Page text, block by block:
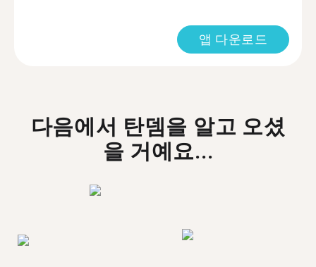
앱 다운로드
다음에서 탄뎀을 알고 오셨
을 거예요...